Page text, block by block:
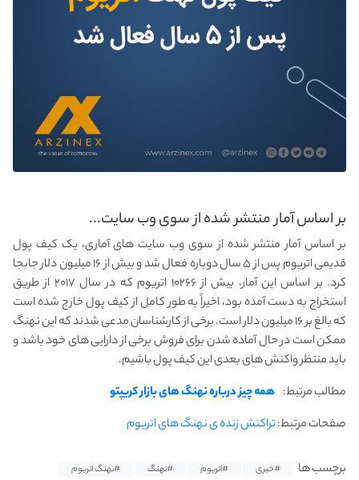
بر اساس آمار منتشر شده از سوی وب سایت...
بر اساس آمار منتشر شده از سوی وب سایت های آماری، یک کیف پول
قدیمی اتریوم پس از ۵ سال دوباره فعال شد و بیش از ۱۶ میلیون دلار جابجا
کرد. بر اساس این آمار، بیش از ۱۰۲۶۶ اتریوم که در سال ۲۰۱۷ از طریق
استخراج به دست آمده بود، اخیراً به طور کامل از کیف پول خارج شده است
که بالغ بر ۱۶ میلیون دلار است. برخی از کارشناسان مدعی شدند که این نهنگ
ممکن است در حال آماده شدن برای فروش برخی از دارایی های خود باشد و
باید منتظر واکنش های بعدی این کیف پول باشیم.
مطالب مرتبط: همه چیز درباره نهنگ های بازار کریپتو
صفحات مرتبط:تراکنش زنده ی نهنگ های اتریوم
برچسب ها #خبری #اتریوم #نهنگ
#نهنگ اتریوم